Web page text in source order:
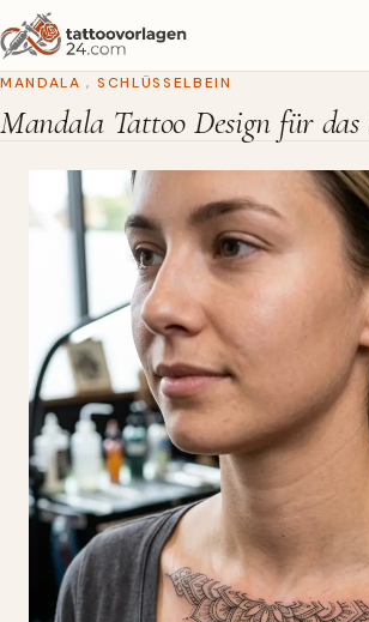
MANDALA , SCHLÜSSELBEIN
Mandala Tattoo Design für das